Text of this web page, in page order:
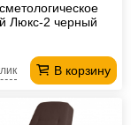
Люкс-2 черный
В корзину